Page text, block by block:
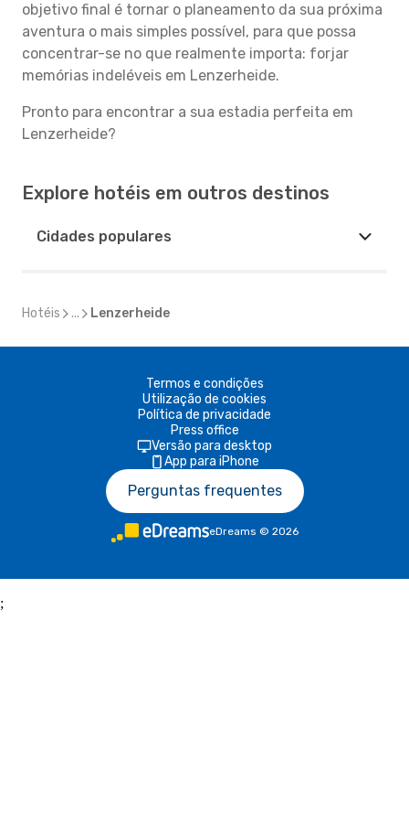
objetivo final é tornar o planeamento da sua próxima
aventura o mais simples possível, para que possa
concentrar-se no que realmente importa: forjar
memórias indeléveis em Lenzerheide.
Pronto para encontrar a sua estadia perfeita em
Lenzerheide?
Explore hotéis em outros destinos
Cidades populares
Hotéis ... Lenzerheide
Termos e condições
Utilização de cookies
Política de privacidade
Press office
Versão para desktop
App para iPhone
Perguntas frequentes
eDreams © 2026
;